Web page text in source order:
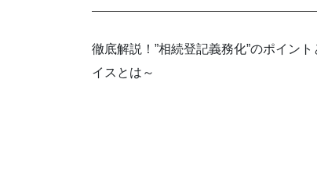
徹底解説！”相続登記義務化”のポイン
イスとは～